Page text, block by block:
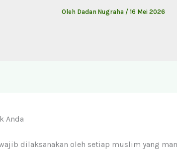
Oleh Dadan Nugraha / 16 Mei 2026
Anda
dilaksanakan oleh setiap muslim yang